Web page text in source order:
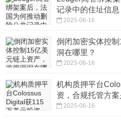
记录中的住址信息
2025-06-16
倒闭加密实体控
洞在哪里？
2025-06-16
机构质押平台
资，合规托管方案
2025-06-16